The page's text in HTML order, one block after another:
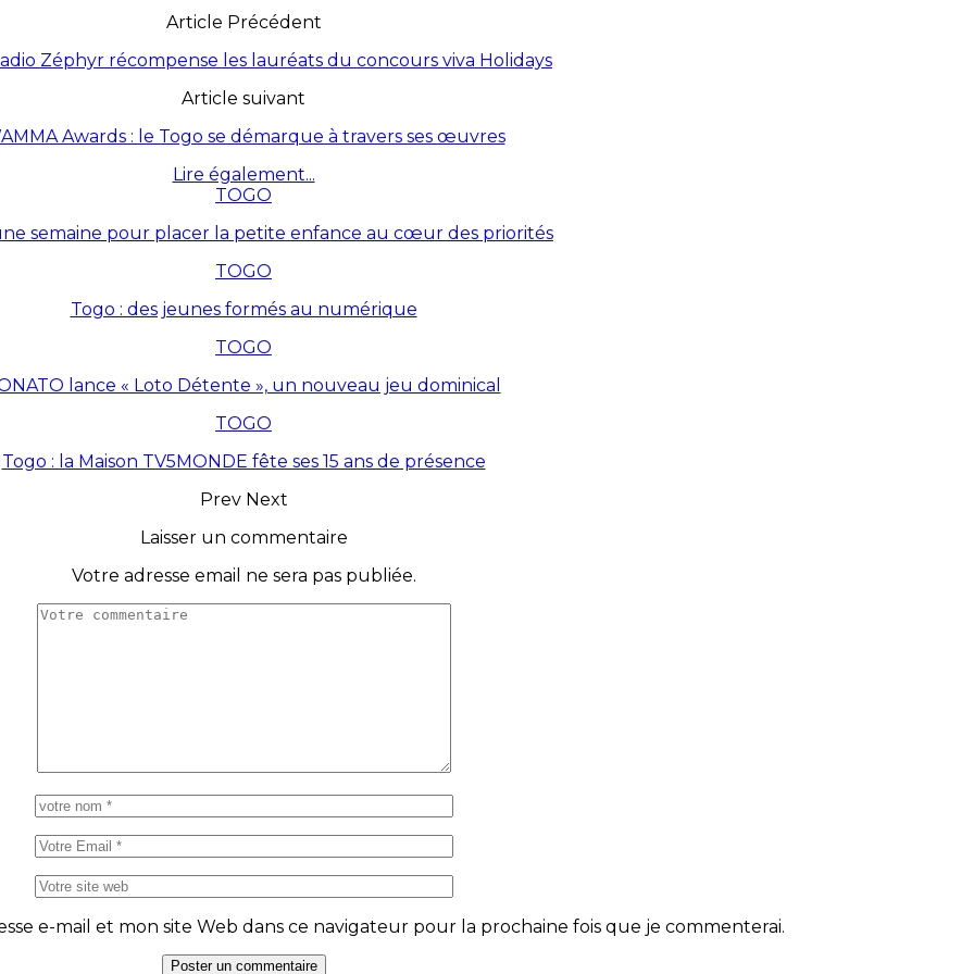
Article Précédent
Zéphyr récompense les lauréats du concours viva Holidays
Article suivant
Awards : le Togo se démarque à travers ses œuvres
Lire également...
TOGO
semaine pour placer la petite enfance au cœur des priorités
TOGO
Togo : des jeunes formés au numérique
TOGO
lance « Loto Détente », un nouveau jeu dominical
TOGO
Togo : la Maison TV5MONDE fête ses 15 ans de présence
Prev Next
Laisser un commentaire
Votre adresse email ne sera pas publiée.
e-mail et mon site Web dans ce navigateur pour la prochaine fois que je commenterai.